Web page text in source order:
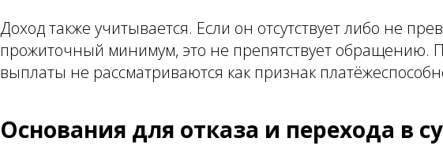
Доход также учитывается. Если он отсутствует либо не
прожиточный минимум, это не препятствует обращению.
выплаты не рассматриваются как признак
Основания для отказа и перехода в